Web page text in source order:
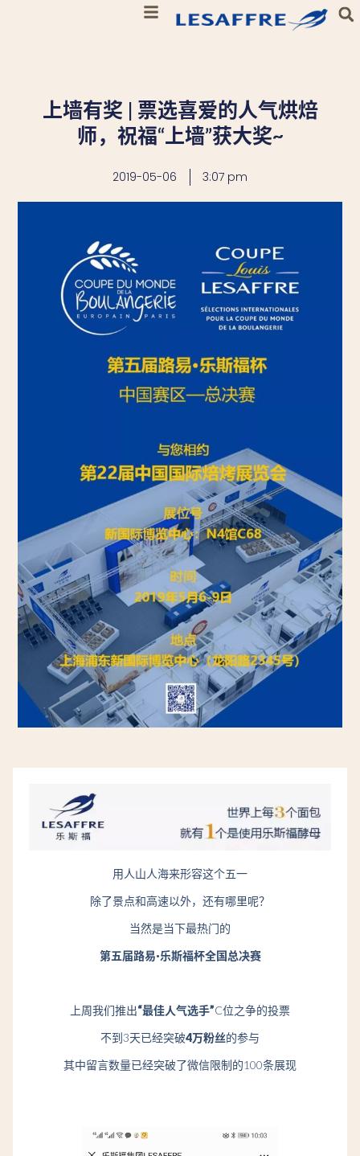
上墙有奖 | 票选喜爱的人气烘焙
师，祝福“上墙”获大奖~
2019-05-06 3:07 pm
用人山人海来形容这个五一
除了景点和高速以外，还有哪里呢？
当然是当下最热门的
第五届路易·乐斯福杯全国总决赛
上周我们推出“最佳人气选手”C位之争的投票
不到3天已经突破4万粉丝的参与
其中留言数量已经突破了微信限制的100条展现